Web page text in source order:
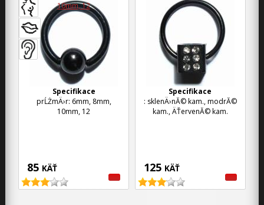
10mm, 12
85 KÄŤ
Specifikace
prĹŻmÄ›r: 6mm, 8mm,
10mm, 12
125 KÄŤ
Specifikace
: sklenÄ›nĂ© kam., modrĂ©
kam., ÄŤervenĂ© kam.